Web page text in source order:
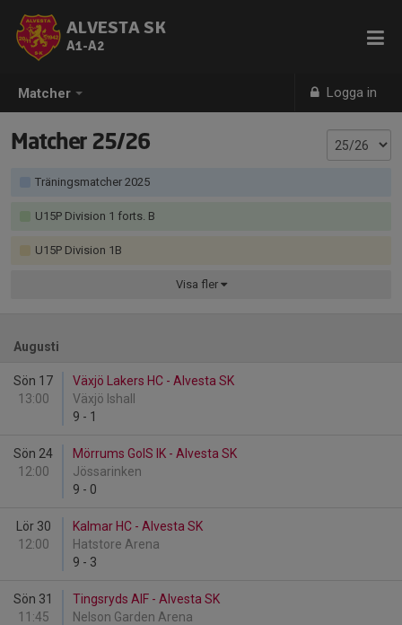
Matcher Logga in
ALVESTA SK
A1-A2
Matcher 25/26
Träningsmatcher 2025
U15P Division 1 forts. B
U15P Division 1B
Visa fler
Augusti
Sön 17
13:00
Växjö Lakers HC - Alvesta SK
Växjö Ishall
9 - 1
Sön 24
12:00
Mörrums GoIS IK - Alvesta SK
Jössarinken
9 - 0
Lör 30
12:00
Kalmar HC - Alvesta SK
Hatstore Arena
9 - 3
Sön 31
11:45
Tingsryds AIF - Alvesta SK
Nelson Garden Arena